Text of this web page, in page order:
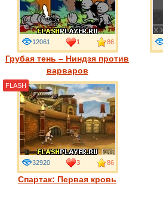
Грубая тень – Ниндзя против
варваров
12061 1 86
Спартак: Первая кровь
32920 3 86
FLASH